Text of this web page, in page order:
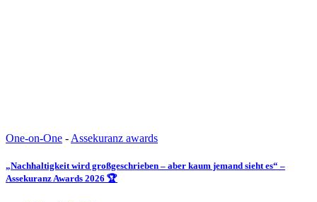
One-on-One - Assekuranz awards
„Nachhaltigkeit wird großgeschrieben – aber kaum jemand sieht es“ –
Assekuranz Awards 2026 🏆